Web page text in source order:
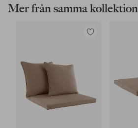
Mer från samma kollektion
Lägg